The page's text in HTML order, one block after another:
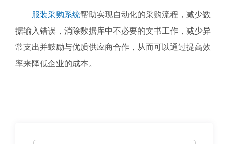
服装采购系统帮助实现自动化的采购流程，减少数
据输入错误，消除数据库中不必要的文书工作，减少异
常支出并鼓励与优质供应商合作，从而可以通过提高效
率来降低企业的成本。